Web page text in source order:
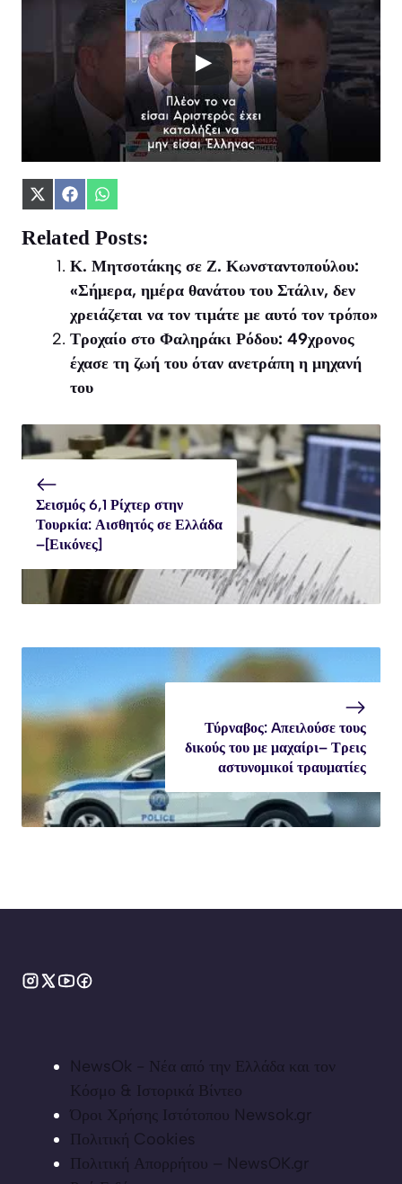
Share
X
(Twitter)
Share
Facebook
Share
WhatsApp
Related Posts:
Κ. Μητσοτάκης σε Ζ. Κωνσταντοπούλου:
«Σήμερα, ημέρα θανάτου του Στάλιν, δεν
χρειάζεται να τον τιμάτε με αυτό τον τρόπο»
Τροχαίο στο Φαληράκι Ρόδου: 49χρονος
έχασε τη ζωή του όταν ανετράπη η μηχανή
του
Σεισμός 6,1 Ρίχτερ στην
Τουρκία: Αισθητός σε Ελλάδα
–[Εικόνες]
Τύρναβος: Aπειλούσε τους
δικούς του με μαχαίρι– Τρεις
αστυνομικοί τραυματίες
NewsOk - Νέα από την Ελλάδα και τον
Κόσμο & Ιστορικά Βίντεο
Όροι Χρήσης Ιστότοπου Newsok.gr
Πολιτική Cookies
Πολιτική Απορρήτου – NewsOK.gr